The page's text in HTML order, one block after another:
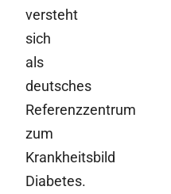
versteht
sich
als
deutsches
Referenzzentrum
zum
Krankheitsbild
Diabetes.